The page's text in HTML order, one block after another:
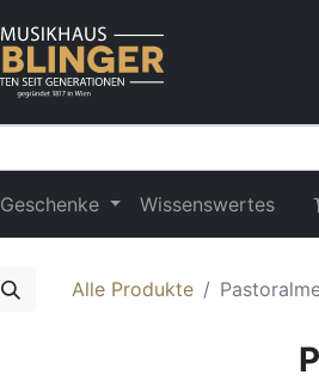
Geschenke Wissenswertes
Alle Produkte